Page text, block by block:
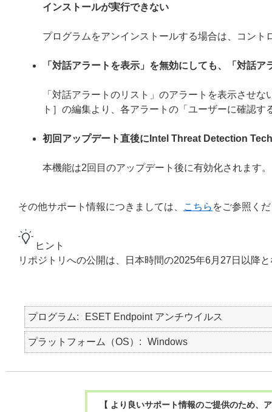
インストールが実行できない
プログラムをアンインストールする場合は、コン
「対話アラートを表示」を無効にしても、「対話
「対話アラートのリスト」のアラートを表示させ
ト］の編集より、各アラートの「ユーザーに確認
初回アップデート直後にIntel Threat Detection
本機能は2回目のアップデート後に有効化されます。
その他サポート情報につきましては、 こちら をご参照く
ヒント
リポジトリへの公開は、日本時間の2025年6月27日以降
プログラム ESET Endpoint アンチウイルス
プラットフォーム（OS） Windows
【 より良いサポート情報のご提供のため